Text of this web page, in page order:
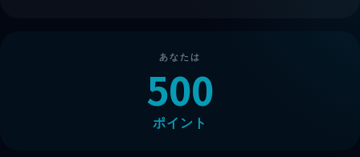
あなたは
500
ポイント